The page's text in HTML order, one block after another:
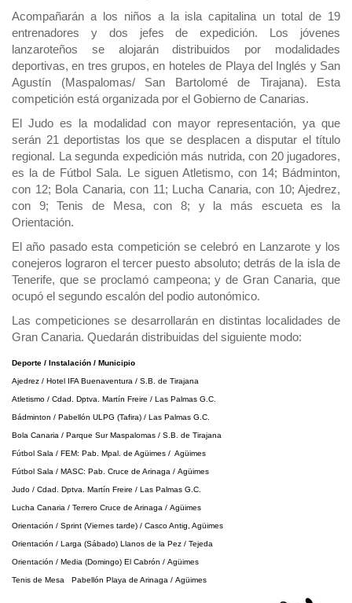
Acompañarán a los niños a la isla capitalina un total de 19
entrenadores y dos jefes de expedición. Los jóvenes
lanzaroteños se alojarán distribuidos por modalidades
deportivas, en tres grupos, en hoteles de Playa del Inglés y San
Agustín (Maspalomas/ San Bartolomé de Tirajana). Esta
competición está organizada por el Gobierno de Canarias.
El Judo es la modalidad con mayor representación, ya que
serán 21 deportistas los que se desplacen a disputar el título
regional. La segunda expedición más nutrida, con 20 jugadores,
es la de Fútbol Sala. Le siguen Atletismo, con 14; Bádminton,
con 12; Bola Canaria, con 11; Lucha Canaria, con 10; Ajedrez,
con 9; Tenis de Mesa, con 8; y la más escueta es la
Orientación.
El año pasado esta competición se celebró en Lanzarote y los
conejeros lograron el tercer puesto absoluto; detrás de la isla de
Tenerife, que se proclamó campeona; y de Gran Canaria, que
ocupó el segundo escalón del podio autonómico.
Las competiciones se desarrollarán en distintas localidades de
Gran Canaria. Quedarán distribuidas del siguiente modo:
Deporte / Instalación / Municipio
Ajedrez / Hotel IFA Buenaventura / S.B. de Tirajana
Atletismo / Cdad. Dptva. Martín Freire / Las Palmas G.C.
Bádminton / Pabellón ULPG (Tafira) / Las Palmas G.C.
Bola Canaria / Parque Sur Maspalomas / S.B. de Tirajana
Fútbol Sala / FEM: Pab. Mpal. de Agüimes / Agüimes
Fútbol Sala / MASC: Pab. Cruce de Arinaga / Agüimes
Judo / Cdad. Dptva. Martín Freire / Las Palmas G.C.
Lucha Canaria / Terrero Cruce de Arinaga / Agüimes
Orientación / Sprint (Viernes tarde) / Casco Antig, Agüimes
Orientación / Larga (Sábado) Llanos de la Pez / Tejeda
Orientación / Media (Domingo) El Cabrón / Agüimes
Tenis de Mesa Pabellón Playa de Arinaga / Agüimes